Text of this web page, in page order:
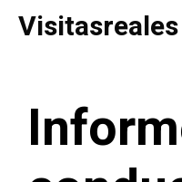
Saltar
Visitasreales